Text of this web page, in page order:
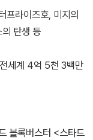
프라이즈호, 미지의
탄생 등
세계 4억 5천 3백만
블록버스터 <스타드